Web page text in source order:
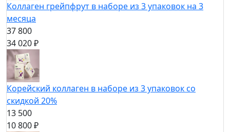
Коллаген грейпфрут в наборе из 3 упаковок на 3
месяца
37 800
34 020 ₽
Корейский коллаген в наборе из 3 упаковок со
скидкой 20%
13 500
10 800 ₽